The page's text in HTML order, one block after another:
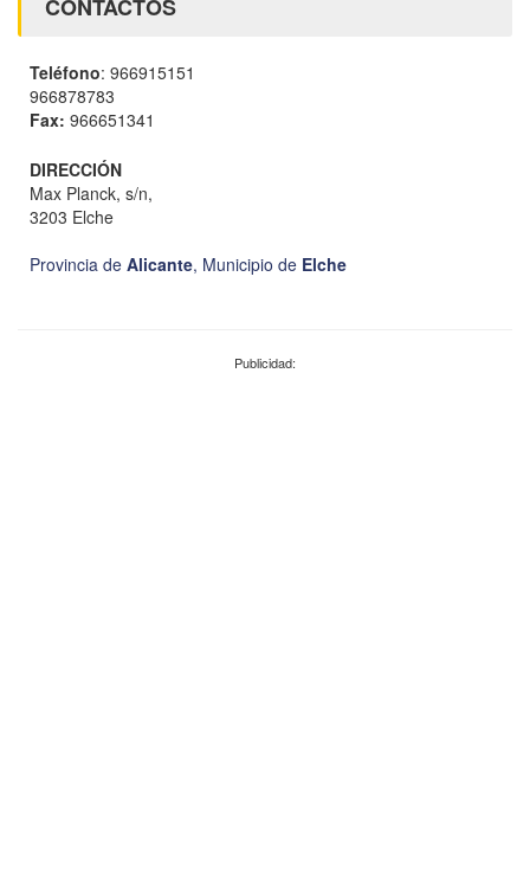
CONTACTOS
Teléfono: 966915151
966878783
Fax: 966651341
DIRECCIÓN
Max Planck, s/n,
3203 Elche
Provincia de Alicante, Municipio de Elche
Publicidad: